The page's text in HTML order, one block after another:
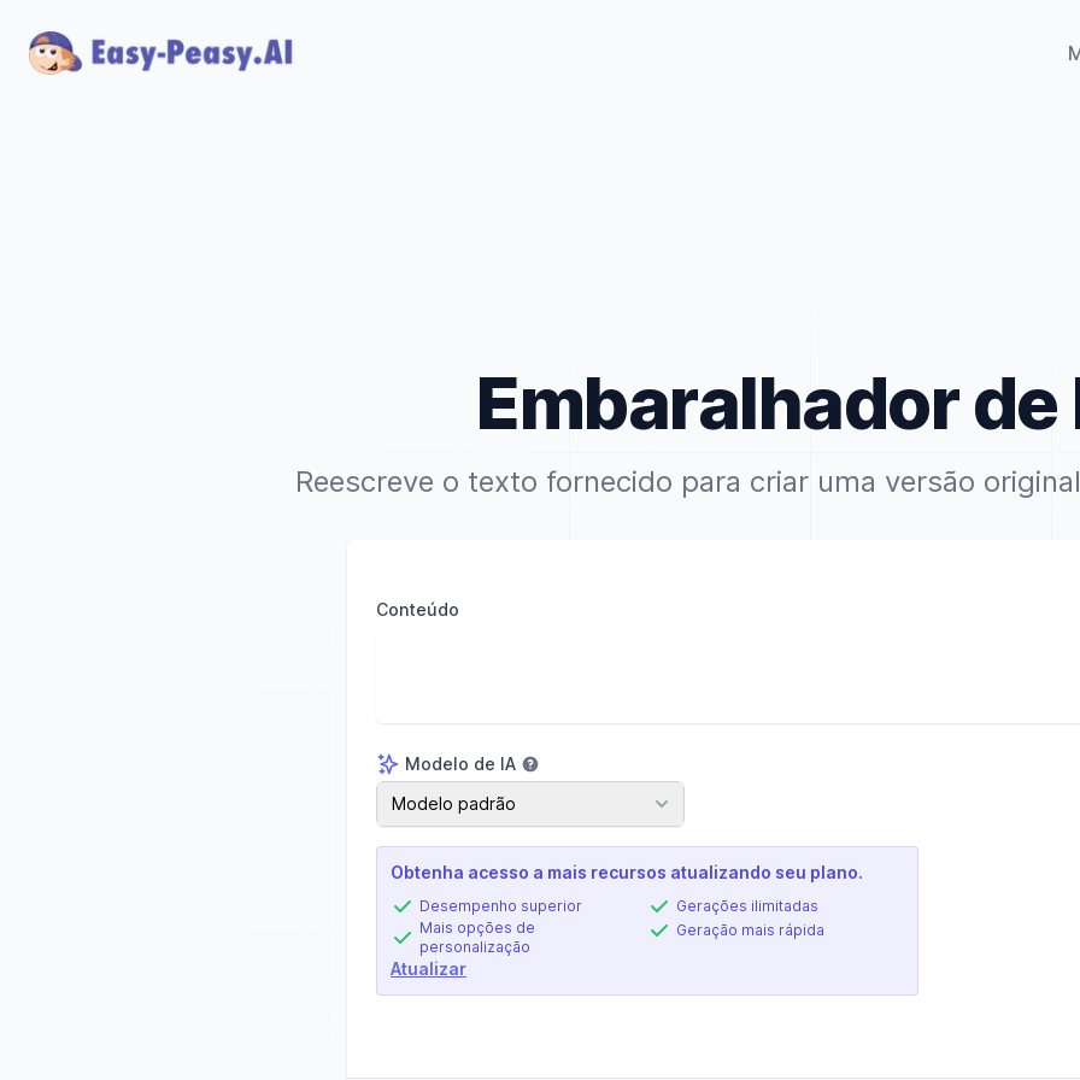
Embaralhador de
Reescreve o texto fornecido para criar uma versão
Conteúdo
Modelo de IA
Modelo de IA
Modelo padrão
Obtenha acesso a mais recursos atualizando seu plano.
Desempenho superior
Mais opções de
personalização
Gerações ilimitadas
Geração mais rápida
Atualizar